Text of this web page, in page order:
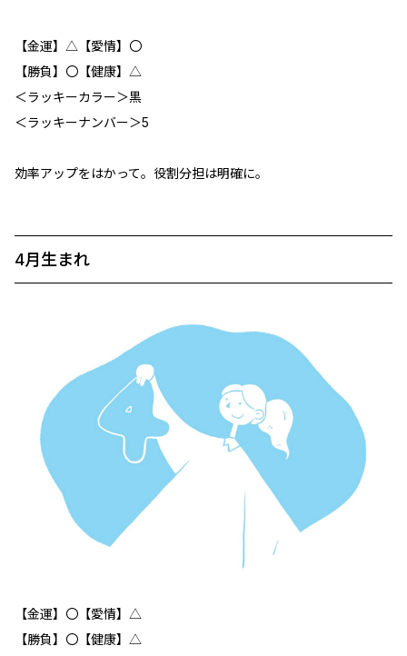
【金運】△【愛情】〇
【勝負】〇【健康】△
＜ラッキーカラー＞黒
＜ラッキーナンバー＞5
効率アップをはかって。役割分担は明確に。
4月生まれ
【金運】〇【愛情】△
【勝負】〇【健康】△